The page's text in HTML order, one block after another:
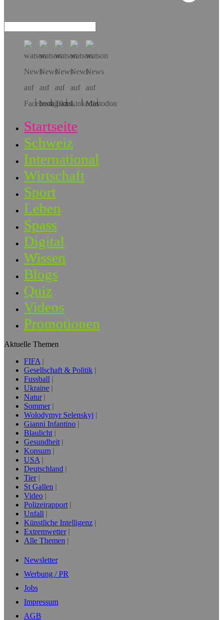
Hol dir die App!
Startseite
Schweiz
International
Wirtschaft
Sport
Leben
Spass
Digital
Wissen
Blogs
Quiz
Videos
Promotionen
Aktuelle Themen
FIFA
Gesellschaft & Politik
Fussball
Ukraine
Natur
Sommer
Wolodymyr Selenskyj
Gianni Infantino
Blaulicht
Gesundheit
Konsum
USA
Deutschland
Tier
St Gallen
Video
Polizeirapport
Unfall
Künstliche Intelligenz
Extremwetter
Alle Themen
Newsletter
Werbung / PR
Jobs
Impressum
AGB